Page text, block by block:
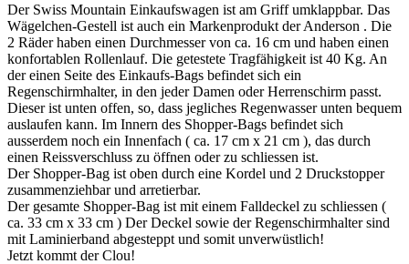
Der Swiss Mountain Einkaufswagen ist am Griff umklappbar. Das
Wägelchen-Gestell ist auch ein Markenprodukt der Anderson . Die
2 Räder haben einen Durchmesser von ca. 16 cm und haben einen
konfortablen Rollenlauf. Die getestete Tragfähigkeit ist 40 Kg. An
der einen Seite des Einkaufs-Bags befindet sich ein
Regenschirmhalter, in den jeder Damen oder Herrenschirm passt.
Dieser ist unten offen, so, dass jegliches Regenwasser unten bequem
auslaufen kann. Im Innern des Shopper-Bags befindet sich
ausserdem noch ein Innenfach ( ca. 17 cm x 21 cm ), das durch
einen Reissverschluss zu öffnen oder zu schliessen ist.
Der Shopper-Bag ist oben durch eine Kordel und 2 Druckstopper
zusammenziehbar und arretierbar.
Der gesamte Shopper-Bag ist mit einem Falldeckel zu schliessen (
ca. 33 cm x 33 cm ) Der Deckel sowie der Regenschirmhalter sind
mit Laminierband abgesteppt und somit unverwüstlich!
Jetzt kommt der Clou!